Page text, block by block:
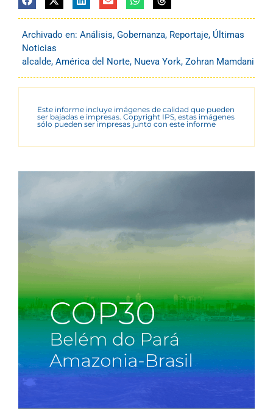
Archivado en: Análisis, Gobernanza, Reportaje, Últimas
Noticias
alcalde, América del Norte, Nueva York, Zohran Mamdani
Este informe incluye imágenes de calidad que pueden
ser bajadas e impresas. Copyright IPS, estas imágenes
sólo pueden ser impresas junto con este informe